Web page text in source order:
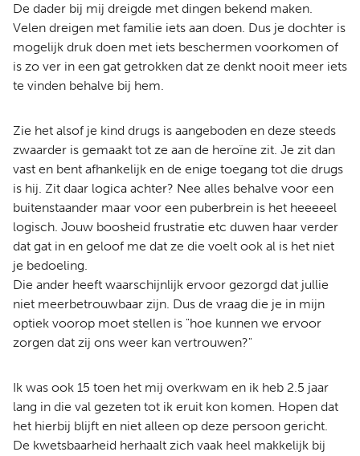
De dader bij mij dreigde met dingen bekend maken.
Velen dreigen met familie iets aan doen. Dus je dochter is
mogelijk druk doen met iets beschermen voorkomen of
is zo ver in een gat getrokken dat ze denkt nooit meer iets
te vinden behalve bij hem.
Zie het alsof je kind drugs is aangeboden en deze steeds
zwaarder is gemaakt tot ze aan de heroïne zit. Je zit dan
vast en bent afhankelijk en de enige toegang tot die drugs
is hij. Zit daar logica achter? Nee alles behalve voor een
buitenstaander maar voor een puberbrein is het heeeeel
logisch. Jouw boosheid frustratie etc duwen haar verder
dat gat in en geloof me dat ze die voelt ook al is het niet
je bedoeling.
Die ander heeft waarschijnlijk ervoor gezorgd dat jullie
niet meerbetrouwbaar zijn. Dus de vraag die je in mijn
optiek voorop moet stellen is "hoe kunnen we ervoor
zorgen dat zij ons weer kan vertrouwen?"
Ik was ook 15 toen het mij overkwam en ik heb 2.5 jaar
lang in die val gezeten tot ik eruit kon komen. Hopen dat
het hierbij blijft en niet alleen op deze persoon gericht.
De kwetsbaarheid herhaalt zich vaak heel makkelijk bij